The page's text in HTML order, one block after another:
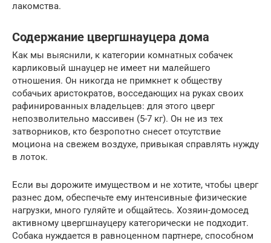
лакомства.
Содержание цвергшнауцера дома
Как мы выяснили, к категории комнатных собачек
карликовый шнауцер не имеет ни малейшего
отношения. Он никогда не примкнет к обществу
собачьих аристократов, восседающих на руках своих
рафинированных владельцев: для этого цверг
непозволительно массивен (5-7 кг). Он не из тех
затворников, кто безропотно снесет отсутствие
моциона на свежем воздухе, привыкая справлять нужду
в лоток.
Если вы дорожите имуществом и не хотите, чтобы цверг
разнес дом, обеспечьте ему интенсивные физические
нагрузки, много гуляйте и общайтесь. Хозяин-домосед
активному цвергшнауцеру категорически не подходит.
Собака нуждается в равноценном партнере, способном